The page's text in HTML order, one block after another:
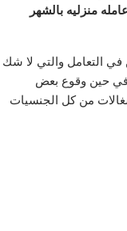
عامله منزليه بالشهر
التعامل والتي لا شك
في حين وقوع بعض
من كل الجنسيات